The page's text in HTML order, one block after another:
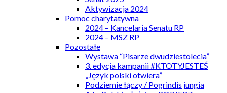
Aktywizacja 2024
Pomoc charytatywna
2024 – Kancelaria Senatu RP
2024 – MSZ RP
Pozostałe
Wystawa “Pisarze dwudziestolecia”
3. edycja kampanii #KTOTYJESTEŚ
„Język polski otwiera”
Podziemie łączy / Pogrindis jungia